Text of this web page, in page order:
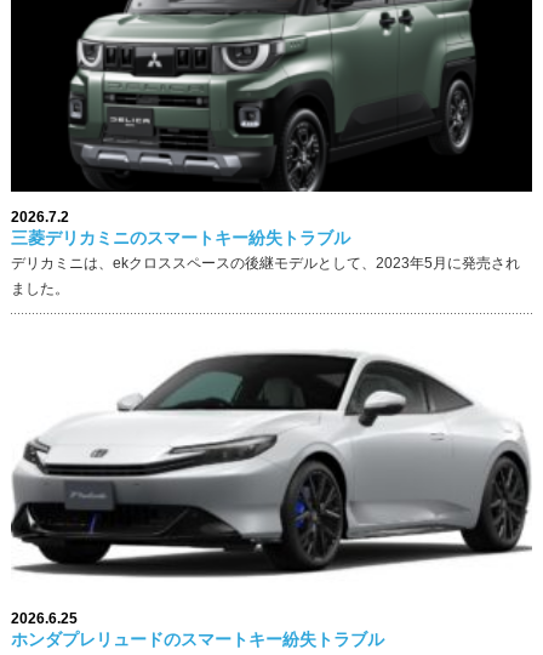
2026.7.2
三菱デリカミニのスマートキー紛失トラブル
デリカミニは、ekクロススペースの後継モデルとして、2023年5月に発売され
ました。
2026.6.25
ホンダプレリュードのスマートキー紛失トラブル